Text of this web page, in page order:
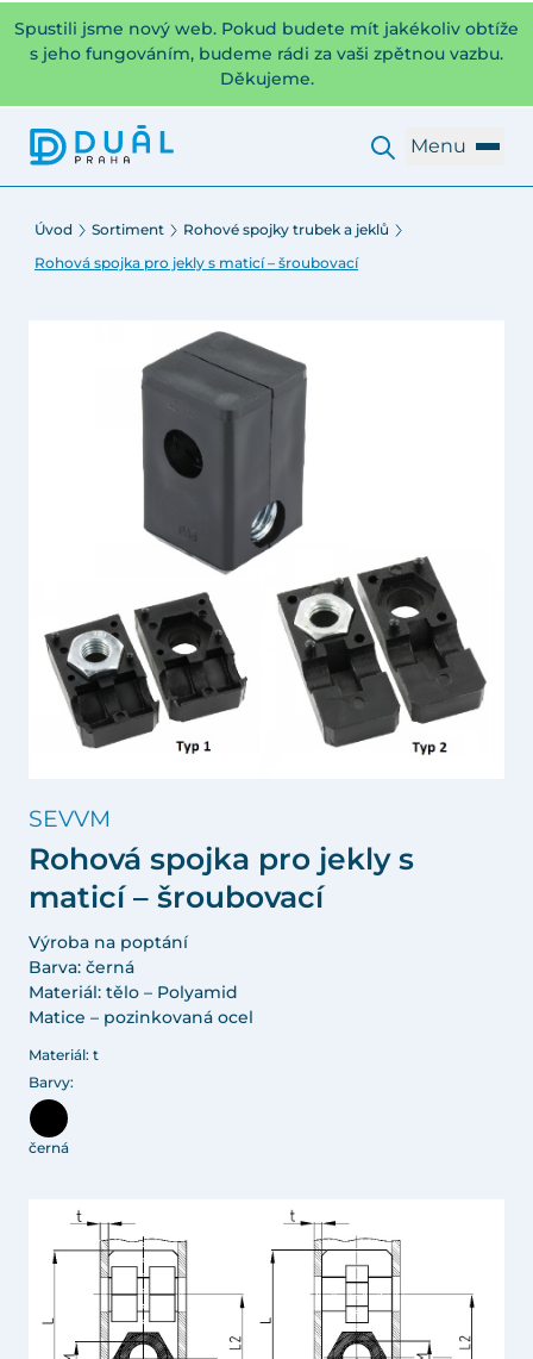
Spustili jsme nový web. Pokud budete mít jakékoliv obtíže
s jeho fungováním, budeme rádi za vaši zpětnou vazbu.
Děkujeme.
Menu
Úvod Sortiment
Rohové spojky trubek a jeklů
Rohová spojka pro jekly s maticí – šroubovací
SEVVM
Rohová spojka pro jekly s
maticí – šroubovací
Výroba na poptání
Barva: černá
Materiál: tělo – Polyamid
Matice – pozinkovaná ocel
Materiál: t
Barvy:
černá